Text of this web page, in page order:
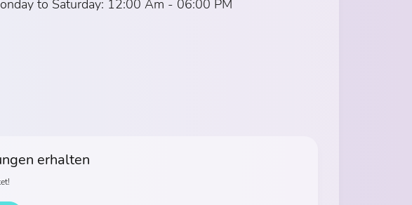
to Saturday: 12:00 Am - 06:00 PM
erhalten